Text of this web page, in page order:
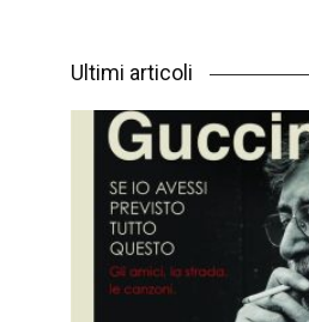
Ultimi articoli